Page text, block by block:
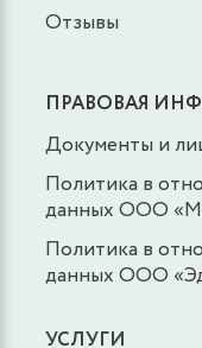
Отзывы
ПРАВОВАЯ
Документы и
Политика в
данных ООО
Политика в
данных ООО
УСЛУГИ